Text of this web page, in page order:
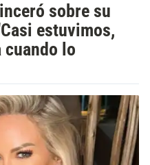
sobre su
estuvimos,
cuando lo